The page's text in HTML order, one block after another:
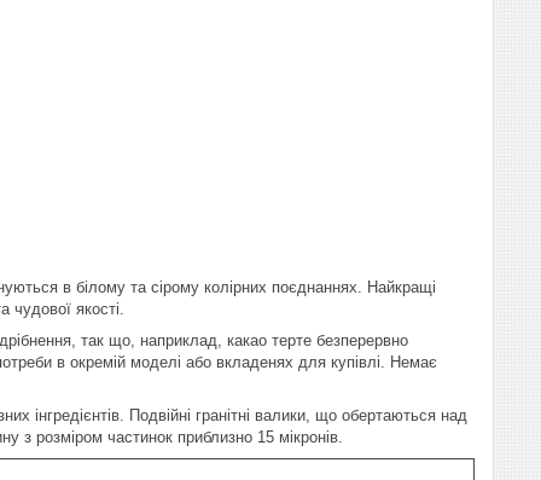
в білому та сірому колірних поєднаннях. Найкращі
чудової якості.
так що, наприклад, какао терте безперервно
в окремій моделі або вкладенях для купівлі. Немає
інгредієнтів. Подвійні гранітні валики, що обертаються над
з розміром частинок приблизно 15 мікронів.